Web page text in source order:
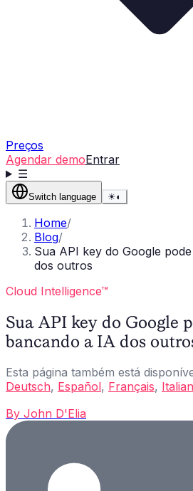
Preços
Agendar demoEntrar
☰
Switch language ☀◐
Home/
Blog/
Sua API key do Google
dos outros
Cloud Intelligence™
Sua API key do Google
bancando a IA dos
Esta página também está
Deutsch, Español, Français,
By John D'Elia